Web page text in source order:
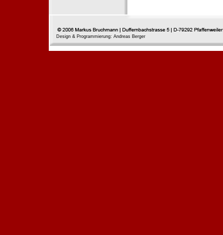
Design & Programmierung: Andreas Berger